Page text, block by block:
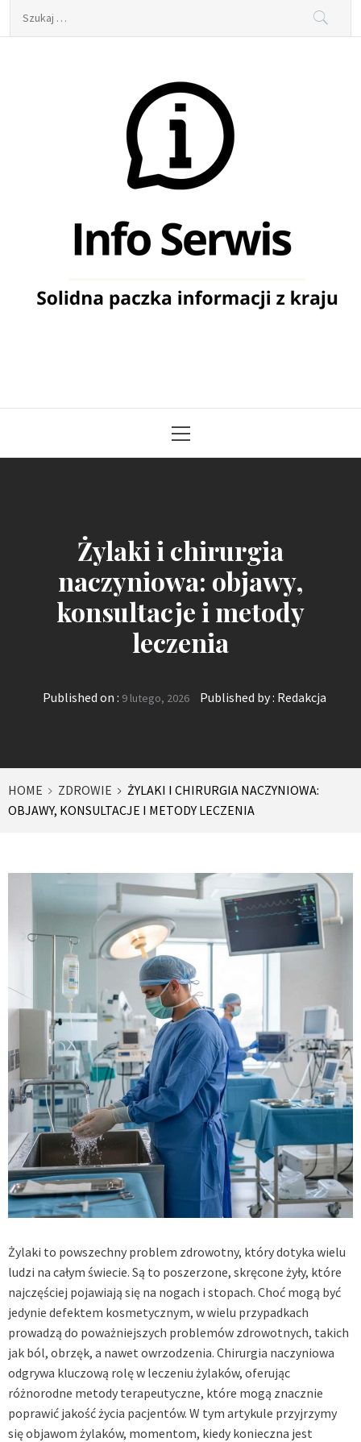
Szukaj:
Info Serwis
Menu
Żylaki i chirurgia
naczyniowa: objawy,
konsultacje i metody
leczenia
Published on : 9 lutego, 2026 Published by : Redakcja
HOME ZDROWIE
ŻYLAKI I CHIRURGIA NACZYNIOWA:
OBJAWY, KONSULTACJE I METODY LECZENIA
Żylaki to powszechny problem zdrowotny, który dotyka wielu
ludzi na całym świecie. Są to poszerzone, skręcone żyły, które
najczęściej pojawiają się na nogach i stopach. Choć mogą być
jedynie defektem kosmetycznym, w wielu przypadkach
prowadzą do poważniejszych problemów zdrowotnych, takich
jak ból, obrzęk, a nawet owrzodzenia. Chirurgia naczyniowa
odgrywa kluczową rolę w leczeniu żylaków, oferując
różnorodne metody terapeutyczne, które mogą znacznie
poprawić jakość życia pacjentów. W tym artykule przyjrzymy
się objawom żylaków, momentom, kiedy konieczna jest